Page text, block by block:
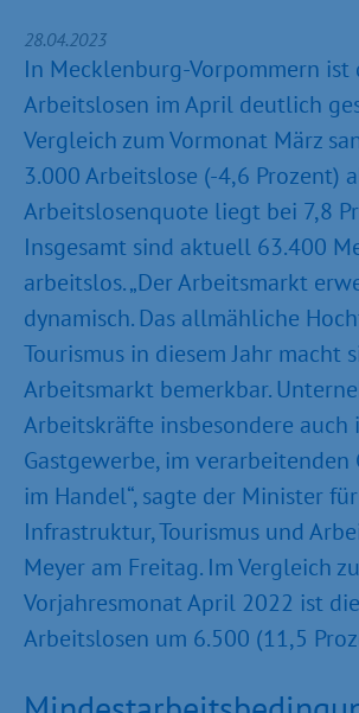
28.04.2023
In Mecklenburg-Vorpommern ist
Arbeitslosen im April deutlich
Vergleich zum Vormonat März
3.000 Arbeitslose (-4,6 Prozent)
Arbeitslosenquote liegt bei 7,8
Insgesamt sind aktuell 63.400
arbeitslos. „Der Arbeitsmarkt
dynamisch. Das allmähliche
Tourismus in diesem Jahr macht
Arbeitsmarkt bemerkbar.
Arbeitskräfte insbesondere auch
Gastgewerbe, im verarbeitenden
im Handel“, sagte der Minister
Infrastruktur, Tourismus und
Meyer am Freitag. Im Vergleich
Vorjahresmonat April 2022 ist
Arbeitslosen um 6.500 (11,5